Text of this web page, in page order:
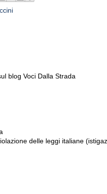
blog Voci Dalla Strada
delle leggi italiane